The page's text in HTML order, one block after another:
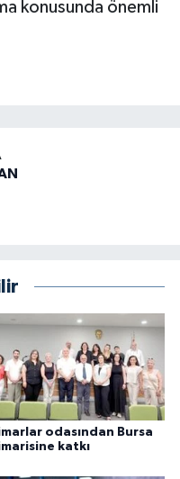
konusunda önemli
odasından Bursa
katkı